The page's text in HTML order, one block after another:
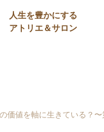
⼈⽣を豊かにする
アトリエ＆サロン
価値を軸に生きている？